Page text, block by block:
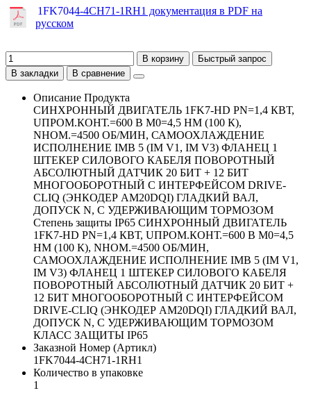
1FK7044-4CH71-1RH1 документация в PDF на
русском
В корзину
Быстрый запрос
В закладки
В сравнение
Описание Продукта
СИНХРОННЫЙ ДВИГАТЕЛЬ 1FK7-HD PN=1,4 КВТ,
UПРОМ.КОНТ.=600 В M0=4,5 HM (100 К),
NНОМ.=4500 ОБ/МИН, САМООХЛАЖДЕНИЕ
ИСПОЛНЕНИЕ IMB 5 (IM V1, IM V3) ФЛАНЕЦ 1
ШТЕКЕР СИЛОВОГО КАБЕЛЯ ПОВОРОТНЫЙ
АБСОЛЮТНЫЙ ДАТЧИК 20 БИТ + 12 БИТ
МНОГООБОРОТНЫЙ С ИНТЕРФЕЙСОМ DRIVE-
CLIQ (ЭНКОДЕР AM20DQI) ГЛАДКИЙ ВАЛ,
ДОПУСК N, С УДЕРЖИВАЮЩИМ ТОРМОЗОМ
Степень защиты IP65 СИНХРОННЫЙ ДВИГАТЕЛЬ
1FK7-HD PN=1,4 КВТ, UПРОМ.КОНТ.=600 В M0=4,5
HM (100 К), NНОМ.=4500 ОБ/МИН,
САМООХЛАЖДЕНИЕ ИСПОЛНЕНИЕ IMB 5 (IM V1,
IM V3) ФЛАНЕЦ 1 ШТЕКЕР СИЛОВОГО КАБЕЛЯ
ПОВОРОТНЫЙ АБСОЛЮТНЫЙ ДАТЧИК 20 БИТ +
12 БИТ МНОГООБОРОТНЫЙ С ИНТЕРФЕЙСОМ
DRIVE-CLIQ (ЭНКОДЕР AM20DQI) ГЛАДКИЙ ВАЛ,
ДОПУСК N, С УДЕРЖИВАЮЩИМ ТОРМОЗОМ
КЛАСС ЗАЩИТЫ IP65
Заказной Номер (Артикл)
1FK7044-4CH71-1RH1
Количество в упаковке
1